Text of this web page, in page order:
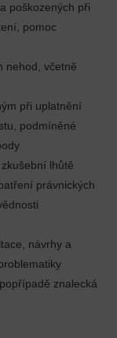
poškozených při
pomoc
nehod, včetně
při uplatnění
podmíněné
lhůtě
právnických
návrhy a
znalecká